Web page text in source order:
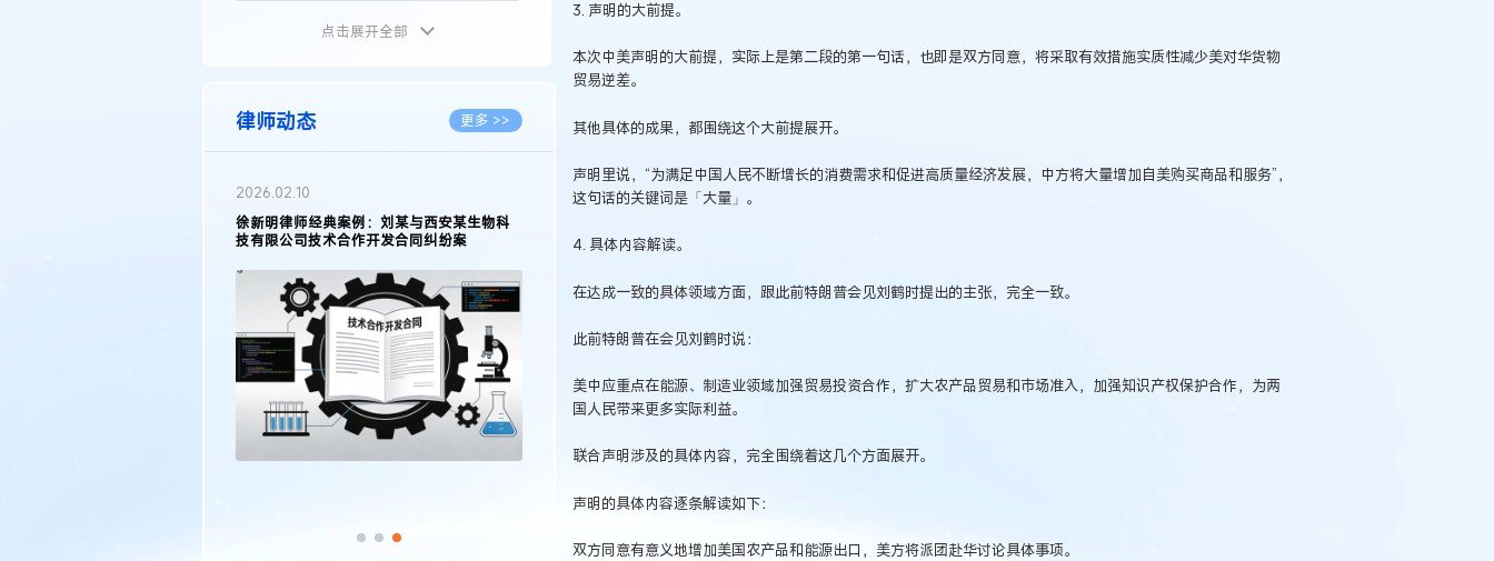
植物新品种
地理标志 更多 >>
集成电路布图设计
传统文化 更多 >>
点击展开全部
律师动态 更多 >>
2026.05.11
徐新明律师接受《天津日报》采访：解读
2025年度天津市专利行政保护案例
2026.03.09
报》采访：技术革新下知识产权保护面临新
挑战与应对策略
3. 声明的大前提。
本次中美声明的大前提，实际上是第二段的第一句话，也即是双方同意，将采取有效措施实质性减少美对华货物
贸易逆差。
其他具体的成果，都围绕这个大前提展开。
声明里说，“为满足中国人民不断增长的消费需求和促进高质量经济发展，中方将大量增加自美购买商品和服务”，
这句话的关键词是「大量」。
4. 具体内容解读。
在达成一致的具体领域方面，跟此前特朗普会见刘鹤时提出的主张，完全一致。
此前特朗普在会见刘鹤时说：
美中应重点在能源、制造业领域加强贸易投资合作，扩大农产品贸易和市场准入，加强知识产权保护合作，为两
国人民带来更多实际利益。
联合声明涉及的具体内容，完全围绕着这几个方面展开。
声明的具体内容逐条解读如下：
双方同意有意义地增加美国农产品和能源出口，美方将派团赴华讨论具体事项。